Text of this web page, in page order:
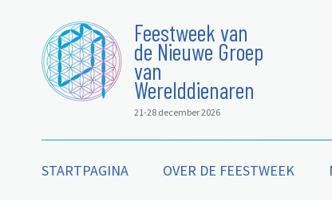
Feestweek van
de Nieuwe Groep
van
Werelddienaren
21-28 december 2026
STARTPAGINA OVER DE FEESTWEEK